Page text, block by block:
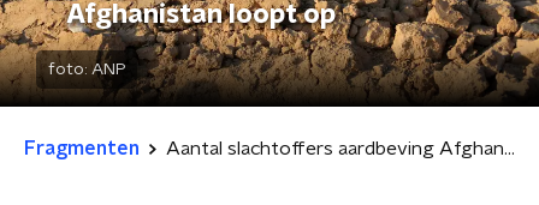
Afghanistan loopt op
foto: ANP
Fragmenten Aantal slachtoffers aardbeving Afghanistan loopt op